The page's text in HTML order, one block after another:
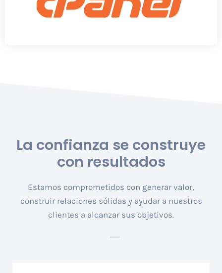
La confianza se construye
con resultados
Estamos comprometidos con generar valor,
construir relaciones sólidas y ayudar a nuestros
clientes a alcanzar sus objetivos.